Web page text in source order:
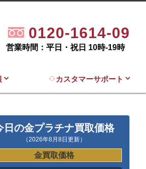
0120-1614-09
営業時間：平日・祝日 10時-19時
カスタマーサポート
日の金プラチナ買取価格
（2026年8月8日更新）
金買取価格